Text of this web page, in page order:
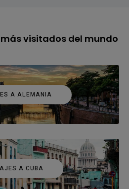
visitados del mundo
A ALEMANIA
A CUBA